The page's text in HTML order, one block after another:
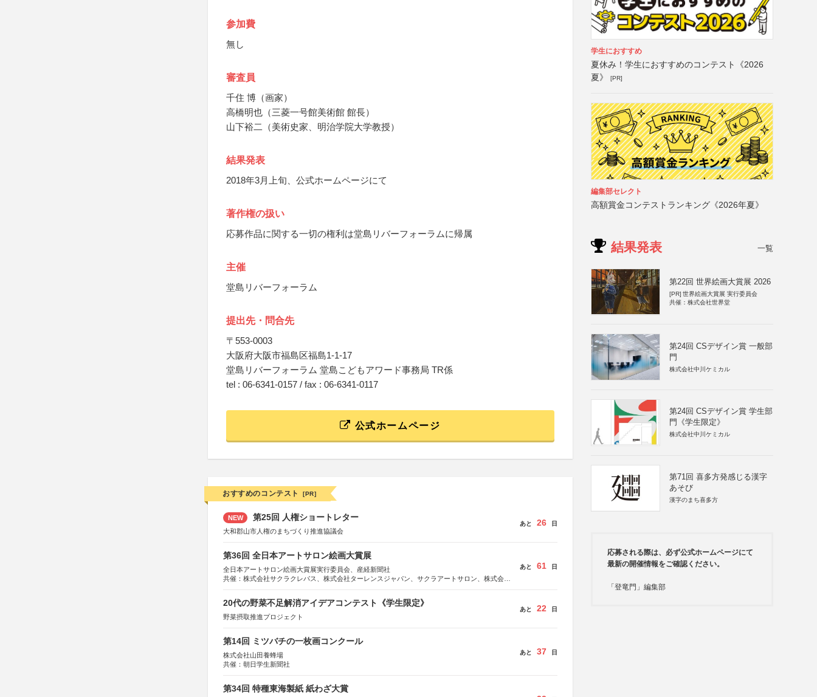
参加費
無し
審査員
千住 博（画家）
高橋明也（三菱一号館美術館 館長）
山下裕二（美術史家、明治学院大学教授）
結果発表
2018年3月上旬、公式ホームページにて
著作権の扱い
応募作品に関する一切の権利は堂島リバーフォーラムに帰属
主催
堂島リバーフォーラム
提出先・問合先
〒553-0003
大阪府大阪市福島区福島1-1-17
堂島リバーフォーラム 堂島こどもアワード事務局 TR係
tel : 06-6341-0157 / fax : 06-6341-0117
公式ホームページ
おすすめのコンテスト [PR]
NEW 第25回 人権ショートレター
大和郡山市人権のまちづくり推進協議会
あと 26 日
第36回 全日本アートサロン絵画大賞展
全日本アートサロン絵画大賞展実行委員会、産経新聞社
共催：株式会社サクラクレパス、株式会社ターレンスジャパン、サクラアートサロン、株式会社
あと 61 日
20代の野菜不足解消アイデアコンテスト《学生限定》
野菜摂取推進プロジェクト
あと 22 日
第14回 ミツバチの一枚画コンクール
株式会社山田養蜂場
共催：朝日学生新聞社
あと 37 日
第34回 特種東海製紙 紙わざ大賞
学生におすすめ
夏休み！学生におすすめのコンテスト《2026
夏》
[PR]
編集部セレクト
高額賞金コンテストランキング《2026年夏》
結果発表 一覧
第22回 世界絵画大賞展 2026
[PR] 世界絵画大賞展 実行委員会
共催：株式会社世界堂
第24回 CSデザイン賞 一般部
門
株式会社中川ケミカル
第24回 CSデザイン賞 学生部
門《学生限定》
株式会社中川ケミカル
第71回 喜多方発感じる漢字
あそび
漢字のまち喜多方
応募される際は、必ず公式ホームページにて
最新の開催情報をご確認ください。
「登竜門」編集部